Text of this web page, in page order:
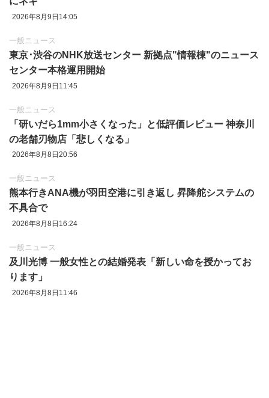
2026年8月9日14:05
一般ニュース
東京‪･‬渋谷のNHK放送センター 新拠点"情報棟"のニュース
センター本格運用開始
2026年8月9日11:45
一般ニュース
「研いだら1mm小さくなった」と低評価レビュー 神奈川
の老舗刃物店「悲しくなる」
2026年8月8日20:56
一般ニュース
熊本行きANA機が羽田空港に引き返し 昇降舵システムの
不具合で
2026年8月8日16:24
一般ニュース
及川光博 一般女性との結婚発表「新しい命を授かってお
ります」
2026年8月8日11:46